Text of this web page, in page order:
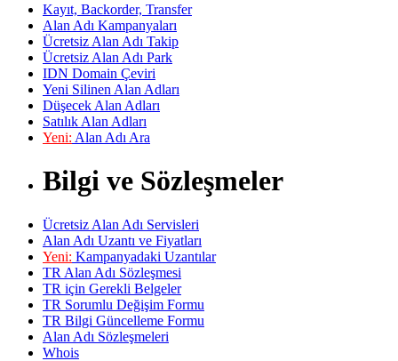
Kayıt, Backorder, Transfer
Alan Adı Kampanyaları
Ücretsiz Alan Adı Takip
Ücretsiz Alan Adı Park
IDN Domain Çeviri
Yeni Silinen Alan Adları
Düşecek Alan Adları
Satılık Alan Adları
Yeni: Alan Adı Ara
Bilgi ve Sözleşmeler
Ücretsiz Alan Adı Servisleri
Alan Adı Uzantı ve Fiyatları
Yeni: Kampanyadaki Uzantılar
TR Alan Adı Sözleşmesi
TR için Gerekli Belgeler
TR Sorumlu Değişim Formu
TR Bilgi Güncelleme Formu
Alan Adı Sözleşmeleri
Whois